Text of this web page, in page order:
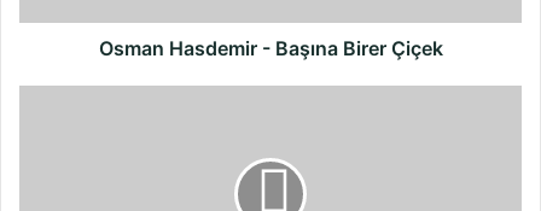
Osman Hasdemir - Başına Birer Çiçek